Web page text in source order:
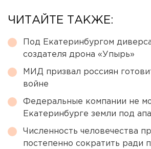
ЧИТАЙТЕ ТАКЖЕ:
Под Екатеринбургом
создателя дрона «Упырь»
МИД призвал россиян
войне
Федеральные компании не
Екатеринбурге земли под
Численность человечества
постепенно сократить ради